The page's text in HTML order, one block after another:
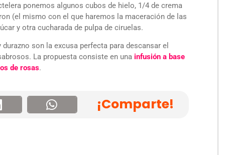
ponemos algunos cubos de hielo, 1/4 de crema
(el mismo con el que haremos la maceración de las
y otra cucharada de pulpa de ciruelas.
son la excusa perfecta para descansar el
La propuesta consiste en una infusión a base
de rosas.
¡Comparte!